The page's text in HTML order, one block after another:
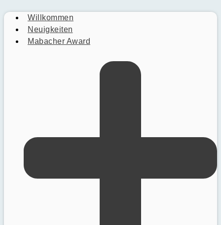
Willkommen
Neuigkeiten
Mabacher Award